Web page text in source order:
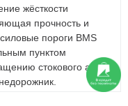
жёсткости
прочность и
пороги BMS
пунктом
стокового авто в